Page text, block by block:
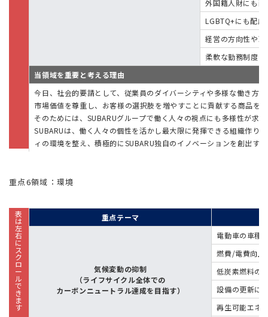
外国籍人財にも
LGBTQ+にも配
経営の方向性や
柔軟な勤務制度
当領域を重要と考える理由
今日、社会的要請として、従業員のダイバーシティや多様な働き方
市場価値を尊重し、お客様の選択肢を増やすことに貢献する商品を
そのためには、SUBARUグループで働く人々の視点にも多様性が求
SUBARUは、働く人々の個性を活かし最大限に発揮できる組織作り
ィの環境を整え、積極的にSUBARU独自のイノベーションを創出す
重点6領域：環境
重点テーマ
気候変動の抑制
（ライフサイクル全体での
カーボンニュートラル達成を目指す）
電動車の車種
燃費/電費向上
低炭素燃料の
設備の更新に
再生可能エネ